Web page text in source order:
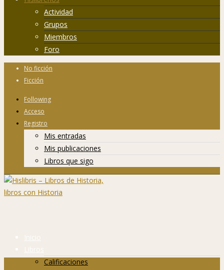
Actividad
Grupos
Miembros
Foro
No ficción
Ficción
Following
Acceso
Registro
Mis entradas
Mis publicaciones
Libros que sigo
Inicio
Libros
Calificaciones